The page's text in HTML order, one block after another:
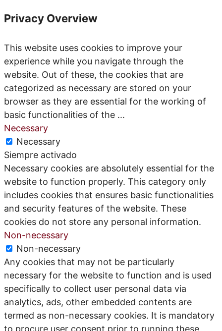
Privacy Overview
This website uses cookies to improve your
experience while you navigate through the
website. Out of these, the cookies that are
categorized as necessary are stored on your
browser as they are essential for the working of
basic functionalities of the ...
Necessary
Necessary
Siempre activado
Necessary cookies are absolutely essential for the
website to function properly. This category only
includes cookies that ensures basic functionalities
and security features of the website. These
cookies do not store any personal information.
Non-necessary
Non-necessary
Any cookies that may not be particularly
necessary for the website to function and is used
specifically to collect user personal data via
analytics, ads, other embedded contents are
termed as non-necessary cookies. It is mandatory
to procure user consent prior to running these